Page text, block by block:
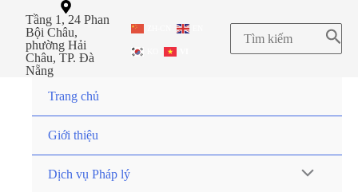
Tầng 1, 24 Phan
Bội Châu,
phường Hải
Châu, TP. Đà
Nẵng
Trang chủ
Giới thiệu
Dịch vụ Pháp lý